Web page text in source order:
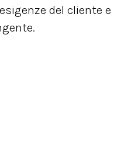
del cliente e